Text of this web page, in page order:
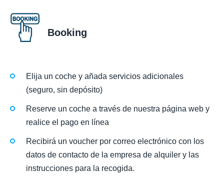
Booking
Elija un coche y añada servicios adicionales
(seguro, sin depósito)
Reserve un coche a través de nuestra página web y
realice el pago en línea
Recibirá un voucher por correo electrónico con los
datos de contacto de la empresa de alquiler y las
instrucciones para la recogida.